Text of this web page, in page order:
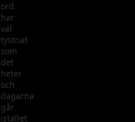
ord
har
väl
tystnat
som
det
heter
och
dagarna
går
istället